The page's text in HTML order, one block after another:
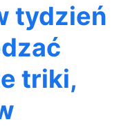
tydzień
triki,